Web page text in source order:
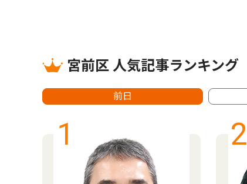
宮前区 人気記事ランキング
前日
1 2